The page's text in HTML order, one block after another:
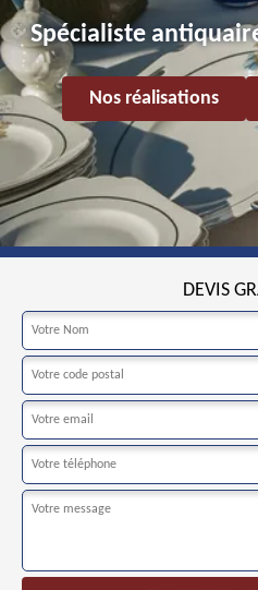
Spécialiste
Nos réalisations
DEVIS